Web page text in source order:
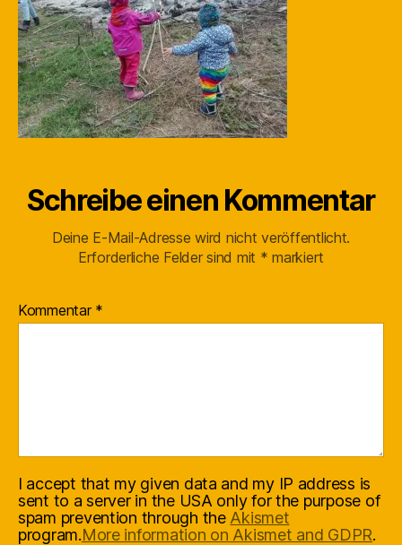
Schreibe einen Kommentar
Deine E-Mail-Adresse wird nicht veröffentlicht.
Erforderliche Felder sind mit * markiert
Kommentar *
I accept that my given data and my IP address is
sent to a server in the USA only for the purpose of
spam prevention through the Akismet
program.More information on Akismet and GDPR.